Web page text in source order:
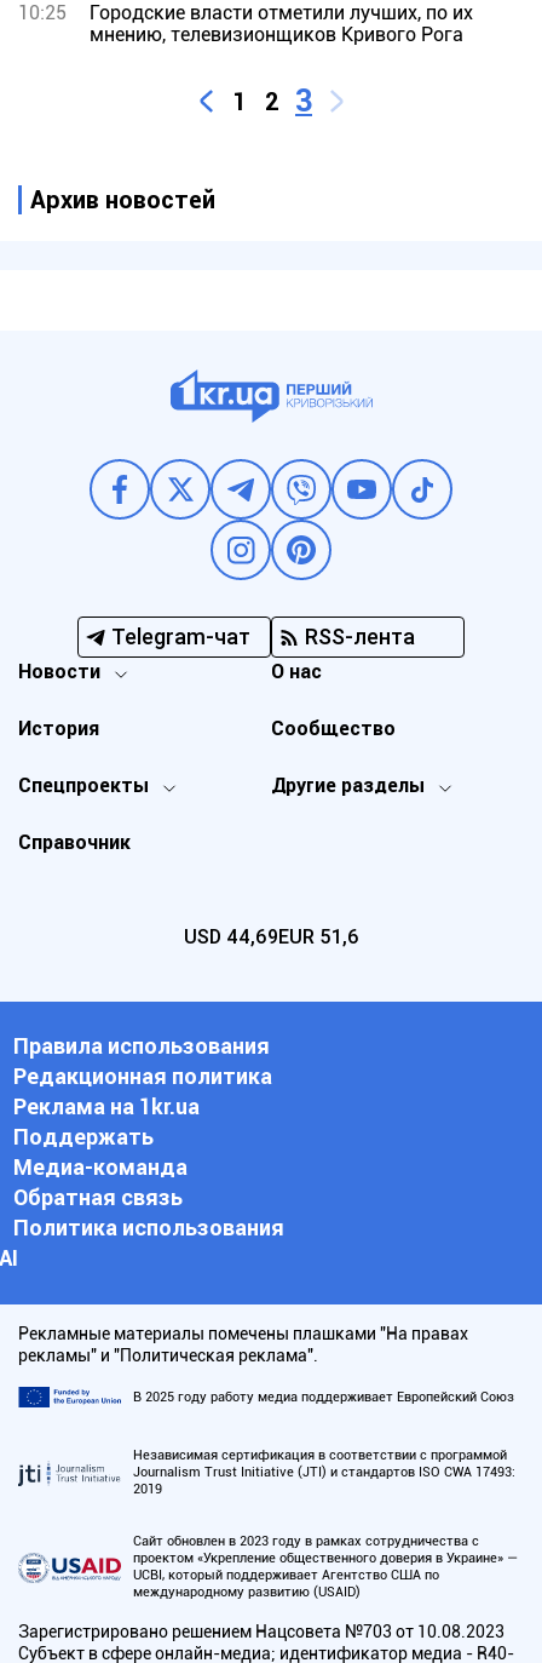
10:25
Городские власти отметили лучших, по их
мнению, телевизионщиков Кривого Рога
1 2 3
Архив новостей
Telegram-чат RSS-лента
Новости
Спецпроекты Другие разделы
История
О нас
Справочник
Сообщество
USD 44,69EUR 51,6
Правила использования
Редакционная политика
Реклама на 1kr.ua
Поддержать
Медиа-команда
Обратная связь
Политика использования
АI
Рекламные материалы помечены плашками "На правах
рекламы" и "Политическая реклама".
В 2025 году работу медиа поддерживает Европейский Союз
Независимая сертификация в соответствии с программой
Journalism Trust Initiative (JTI) и стандартов ISO CWA 17493:
2019
Сайт обновлен в 2023 году в рамках сотрудничества с
проектом «Укрепление общественного доверия в Украине» —
UCBI, который поддерживает Агентство США по
международному развитию (USAID)
Зарегистрировано решением Нацсовета №703 от 10.08.2023
Субъект в сфере онлайн-медиа; идентификатор медиа - R40-